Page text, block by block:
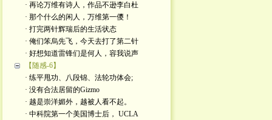
· 再论万维有诗人，作品不逊李白杜
· 那个什么的闲人，万维第一儍！
· 打完两针辉瑞后的生活状态
· 俺们笨烏先飞，今天去打了第二针
· 好想知道雷锋们是何人，容我说声
【随感-6】
· 练平甩功、八段锦、法轮功体会;
· 没有合法居留的Gizmo
· 越是崇洋媚外，越被人看不起。
· 中科院第一个美国博士后， UCLA